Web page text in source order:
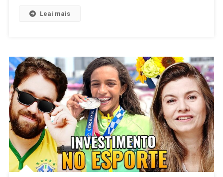
Projetos
Esportivos
Leai mais